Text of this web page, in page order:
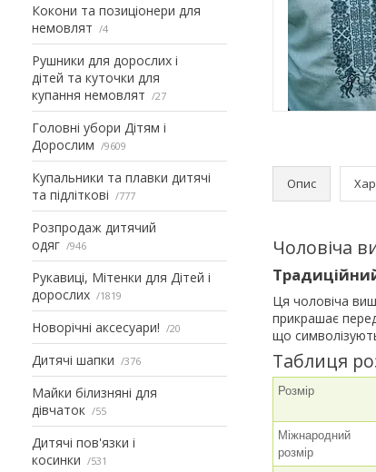
Кокони та позиціонери для
немовлят
4
Рушники для дорослих і
дітей та куточки для
купання немовлят
27
Головні убори Дітям і
Дорослим
9609
Купальники та плавки дитячі
та підліткові
777
Розпродаж дитячий
одяг
946
Рукавиці, Мітенки для Дітей і
дорослих
1819
Новорічні аксесуари! 20
Дитячі шапки 376
Майки білизняні для
дівчаток
55
Дитячі пов'язки і
косинки
531
Опис
Чоловіча
Ця чоловіча
прикрашає
що
Таблиця
Розмір
Міжнародний
розмір